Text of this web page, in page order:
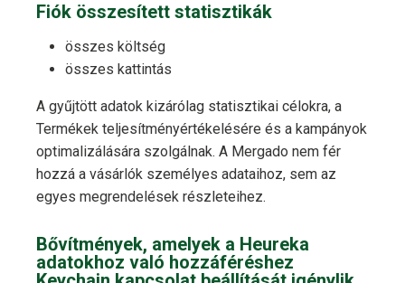
Fiók összesített statisztikák
összes költség
összes kattintás
A gyűjtött adatok kizárólag statisztikai célokra, a
Termékek teljesítményértékelésére és a kampányok
optimalizálására szolgálnak. A Mergado nem fér
hozzá a vásárlók személyes adataihoz, sem az
egyes megrendelések részleteihez.
Bővítmények, amelyek a Heureka
adatokhoz való hozzáféréshez